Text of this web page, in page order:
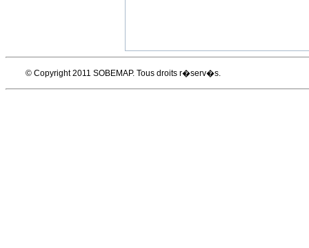
© Copyright 2011 SOBEMAP. Tous droits r�serv�s.